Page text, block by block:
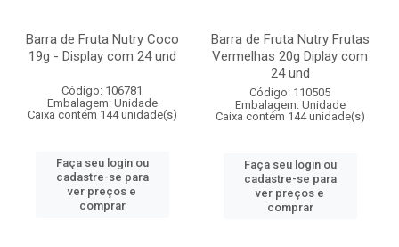
Barra de Fruta Nutry Coco
19g - Display com 24 und
Código: 106781
Embalagem: Unidade
Caixa contém 144 unidade(s)
Faça seu login ou
cadastre-se para
ver preços e
comprar
Barra de Fruta Nutry Frutas
Vermelhas 20g Diplay com
24 und
Código: 110505
Embalagem: Unidade
Caixa contém 144 unidade(s)
Faça seu login ou
cadastre-se para
ver preços e
comprar